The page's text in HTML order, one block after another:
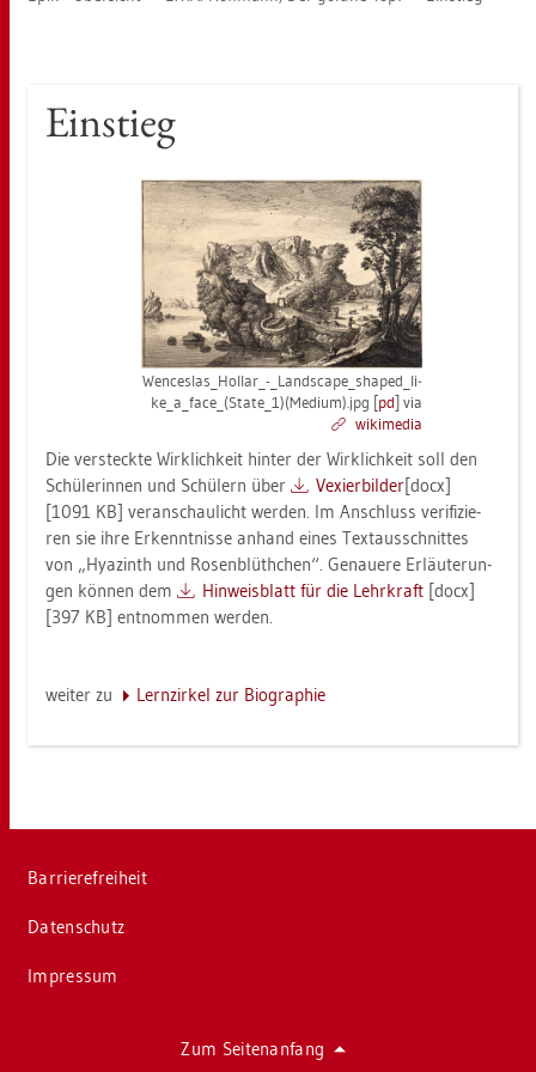
Ein­stieg
Wen­ces­las_Hol­lar_-_Land­scape_s­hape­d_­li­
ke_a_­face_(Sta­te_1)(Me­di­um).jpg [pd] via
wi­ki­me­dia
Die ver­steck­te Wirk­lich­keit hin­ter der Wirk­lich­keit soll den
Schü­le­rin­nen und Schü­lern über
Ve­xier­bil­der[docx]
[1091 KB] ver­an­schau­licht wer­den. Im An­schluss ve­ri­fi­zie­
ren sie ihre Er­kennt­nis­se an­hand eines Text­aus­schnit­tes
von „Hya­zinth und Ro­sen­blüth­chen“. Ge­naue­re Er­läu­te­run­
gen kön­nen dem
Hin­weis­blatt für die Lehr­kraft [docx]
[397 KB] ent­nom­men wer­den.
wei­ter zu Lern­zir­kel zur Bio­gra­phie
Bar­rie­re­frei­heit
Da­ten­schutz
Im­pres­sum
Zum Sei­ten­an­fang